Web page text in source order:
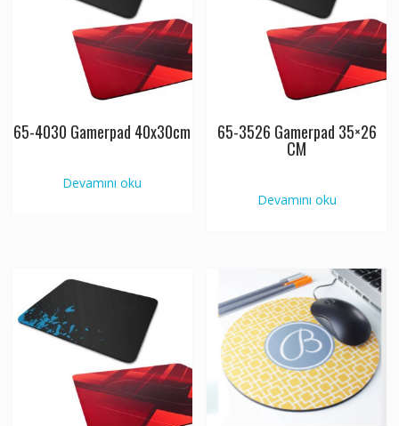
65-4030 Gamerpad 40x30cm
Devamını oku
65-3526 Gamerpad 35×26
CM
Devamını oku